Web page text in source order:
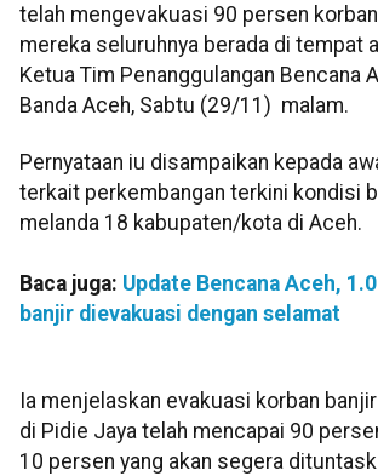
telah mengevakuasi 90 persen
mereka seluruhnya berada di tempat
Ketua Tim Penanggulangan Bencana
Banda Aceh, Sabtu (29/11) malam.
Pernyataan iu disampaikan kepada
terkait perkembangan terkini kondisi
melanda 18 kabupaten/kota di Aceh.
Baca juga: Update Bencana Aceh,
banjir dievakuasi dengan selamat
Ia menjelaskan evakuasi korban
di Pidie Jaya telah mencapai 90
10 persen yang akan segera